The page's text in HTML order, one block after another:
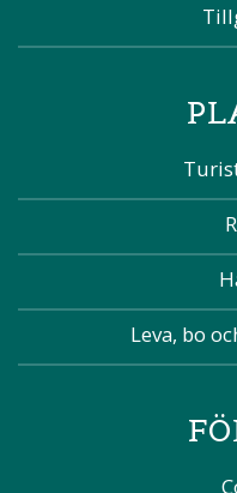
Leva, bo